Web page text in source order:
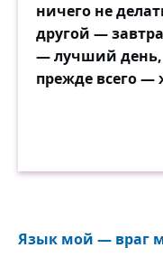
ничего не
другой —
— лучший день,
прежде всего —
Язык мой — враг